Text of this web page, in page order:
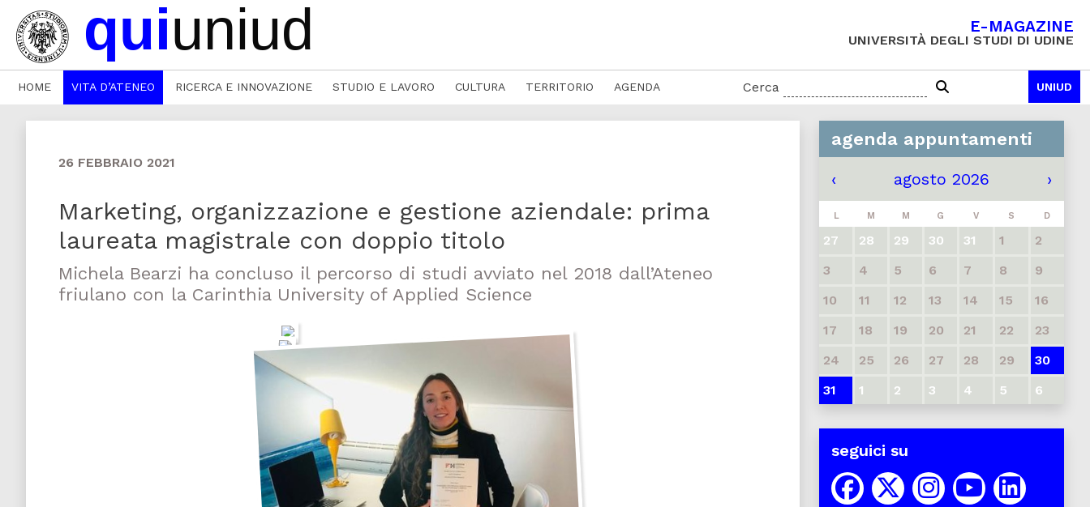
E-MAGAZINE
UNIVERSITÀ DEGLI STUDI DI UDINE
HOME VITA D’ATENEO RICERCA E INNOVAZIONE STUDIO E LAVORO CULTURA TERRITORIO AGENDA Cerca UNIUD
26 FEBBRAIO 2021
Marketing, organizzazione e gestione aziendale: prima
laureata magistrale con doppio titolo
Michela Bearzi ha concluso il percorso di studi avviato nel 2018 dall’Ateneo
friulano con la Carinthia University of Applied Science
agenda appuntamenti
‹ agosto 2026 ›
L M M G V S D
27 28 29 30 31 1
2
3
4 5 6 7 8
9
10
11 12 13 14 15
16
17
18 19 20 21 22
23
24
25 26 27 28 29
30
31
1 2 3 4 5 6
seguici su